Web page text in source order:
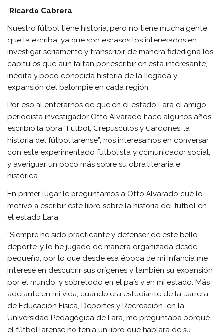
Ricardo Cabrera
Nuestro fútbol tiene historia, pero no tiene mucha gente
que la escriba, ya que son escasos los interesados en
investigar seriamente y transcribir de manera fidedigna los
capítulos que aún faltan por escribir en esta interesante,
inédita y poco conocida historia de la llegada y
expansión del balompié en cada región.
Por eso al enterarnos de que en el estado Lara el amigo
periodista investigador Otto Alvarado hace algunos años
escribió la obra “Fútbol, Crepúsculos y Cardones, la
historia del fútbol larense”, nos interesamos en conversar
con este experimentado futbolista y comunicador social,
y averiguar un poco más sobre su obra literaria e
histórica.
En primer lugar le preguntamos a Otto Alvarado qué lo
motivó a escribir este libro sobre la historia del fútbol en
el estado Lara.
“Siempre he sido practicante y defensor de este bello
deporte, y lo he jugado de manera organizada desde
pequeño, por lo que desde esa época de mi infancia me
interesé en descubrir sus orígenes y también su expansión
por el mundo, y sobretodo en el país y en mi estado. Más
adelante en mi vida, cuando era estudiante de la carrera
de Educación Física, Deportes y Recreación en la
Universidad Pedagógica de Lara, me preguntaba porqué
el fútbol larense no tenía un libro que hablara de su